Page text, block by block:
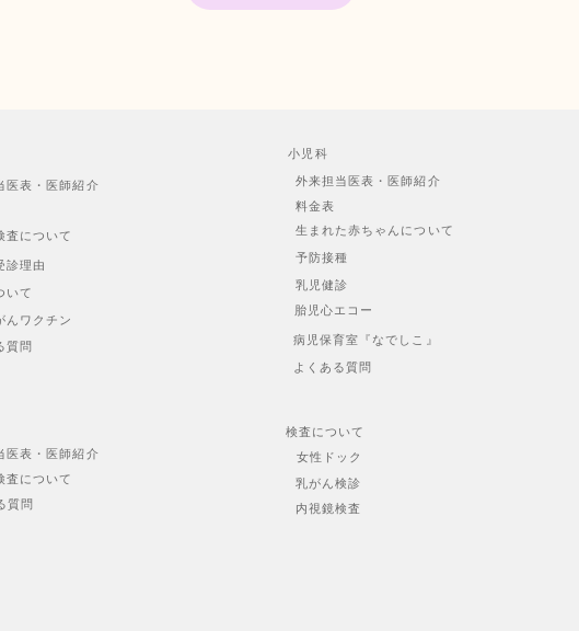
医表・医師紹介
査について
診理由
いて
んワクチン
質問
医表・医師紹介
査について
質問
小児科
外来担当医表・医師紹介
料金表
生まれた赤ちゃんについて
予防接種
乳児健診
胎児心エコー
病児保育室『なでしこ』
よくある質問
検査について
女性ドック
乳がん検診
内視鏡検査